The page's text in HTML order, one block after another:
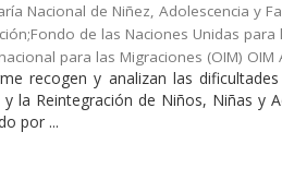
Nacional de Niñez, Adolescencia y
de las Naciones Unidas para
para las Migraciones (OIM) OIM
recogen y analizan las
la Reintegración de Niños, Niñas y
por ...